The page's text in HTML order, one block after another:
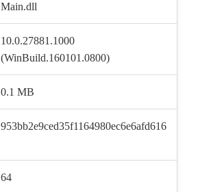
Main.dll
10.0.27881.1000
(WinBuild.160101.0800)
0.1 MB
953bb2e9ced35f1164980ec6e6afd616
64